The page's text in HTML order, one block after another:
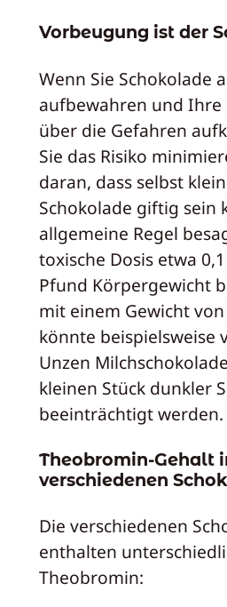
Vorbeugung ist der
Wenn Sie Schokolade
aufbewahren und Ihre
über die Gefahren
Sie das Risiko
daran, dass selbst
Schokolade giftig sein
allgemeine Regel
toxische Dosis etwa
Pfund Körpergewicht
mit einem Gewicht
könnte beispielsweise
Unzen
kleinen Stück dunkler
beeinträchtigt werden.
Theobromin-Gehalt
verschiedenen
Die verschiedenen
enthalten
Theobromin: